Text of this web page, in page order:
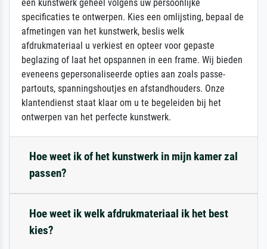
een kunstwerk geheel volgens uw persoonlijke
specificaties te ontwerpen. Kies een omlijsting, bepaal de
afmetingen van het kunstwerk, beslis welk
afdrukmateriaal u verkiest en opteer voor gepaste
beglazing of laat het opspannen in een frame. Wij bieden
eveneens gepersonaliseerde opties aan zoals passe-
partouts, spanningshoutjes en afstandhouders. Onze
klantendienst staat klaar om u te begeleiden bij het
ontwerpen van het perfecte kunstwerk.
Hoe weet ik of het kunstwerk in mijn kamer zal
passen?
Hoe weet ik welk afdrukmateriaal ik het best
kies?